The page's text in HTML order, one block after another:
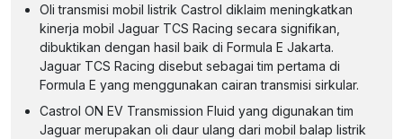
Oli transmisi mobil listrik Castrol diklaim meningkatkan
kinerja mobil Jaguar TCS Racing secara signifikan,
dibuktikan dengan hasil baik di Formula E Jakarta.
Jaguar TCS Racing disebut sebagai tim pertama di
Formula E yang menggunakan cairan transmisi sirkular.
Castrol ON EV Transmission Fluid yang digunakan tim
Jaguar merupakan oli daur ulang dari mobil balap listrik